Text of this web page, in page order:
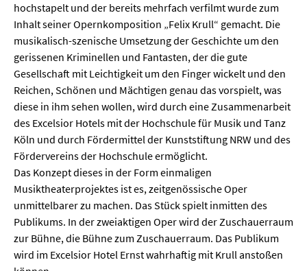
hochstapelt und der bereits mehrfach verfilmt wurde zum
Inhalt seiner Opernkomposition „Felix Krull“ gemacht. Die
musikalisch-szenische Umsetzung der Geschichte um den
gerissenen Kriminellen und Fantasten, der die gute
Gesellschaft mit Leichtigkeit um den Finger wickelt und den
Reichen, Schönen und Mächtigen genau das vorspielt, was
diese in ihm sehen wollen, wird durch eine Zusammen­arbeit
des Excelsior Hotels mit der Hochschule für Musik und Tanz
Köln und durch Fördermittel der Kunststiftung NRW und des
Fördervereins der Hochschule ermöglicht.
Das Konzept dieses in der Form einmaligen
Musiktheaterprojektes ist es, zeitgenössische Oper
unmittelbarer zu machen. Das Stück spielt inmitten des
Publikums. In der zweiaktigen Oper wird der Zuschauerraum
zur Bühne, die Bühne zum Zuschauerraum. Das Publikum
wird im Excelsior Hotel Ernst wahrhaftig mit Krull anstoßen